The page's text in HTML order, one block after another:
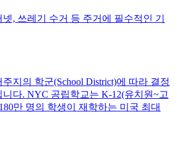
, 쓰레기 수거 등 주거에 필수적인 기
지의 학군(School District)에 따라 결정
다. NYC 공립학교는 K-12(유치원~고
만 명의 학생이 재학하는 미국 최대